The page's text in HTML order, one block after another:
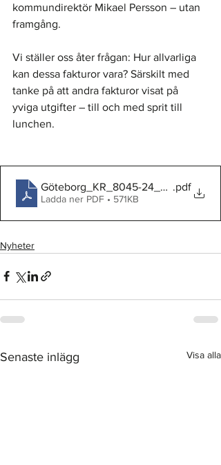
kommundirektör Mikael Persson – utan
framgång.
Vi ställer oss åter frågan: Hur allvarliga
kan dessa fakturor vara? Särskilt med
tanke på att andra fakturor visat på
yviga utgifter – till och med sprit till
lunchen.
Göteborg_KR_8045-24_Dom_2025-
.pdf
Ladda ner PDF • 571KB
Nyheter
Senaste inlägg Visa alla